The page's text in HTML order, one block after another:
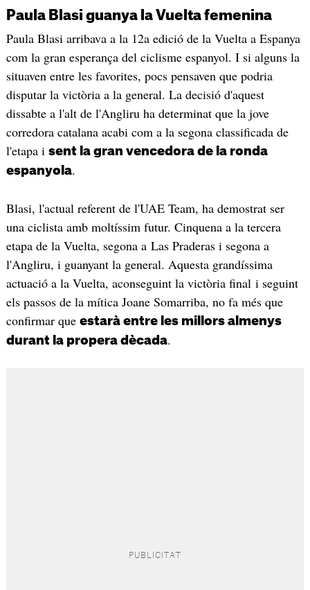
Paula Blasi guanya la Vuelta femenina
Paula Blasi arribava a la 12a edició de la Vuelta a Espanya
com la gran esperança del ciclisme espanyol. I si alguns la
situaven entre les favorites, pocs pensaven que podria
disputar la victòria a la general. La decisió d'aquest
dissabte a l'alt de l'Angliru ha determinat que la jove
corredora catalana acabi com a la segona classificada de
l'etapa i sent la gran vencedora de la ronda
espanyola.
Blasi, l'actual referent de l'UAE Team, ha demostrat ser
una ciclista amb moltíssim futur. Cinquena a la tercera
etapa de la Vuelta, segona a Las Praderas i segona a
l'Angliru, i guanyant la general. Aquesta grandíssima
actuació a la Vuelta, aconseguint la victòria final i seguint
els passos de la mítica Joane Somarriba, no fa més que
confirmar que estarà entre les millors almenys
durant la propera dècada.